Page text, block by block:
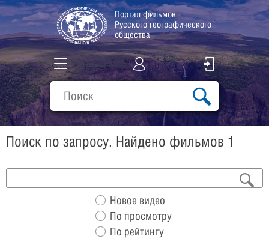
Портал фильмов
Русского географического
общества
Все фильмы
Подборки
О проекте
Поиск по запросу. Найдено фильмов 1
Новое видео
По просмотру
По рейтингу